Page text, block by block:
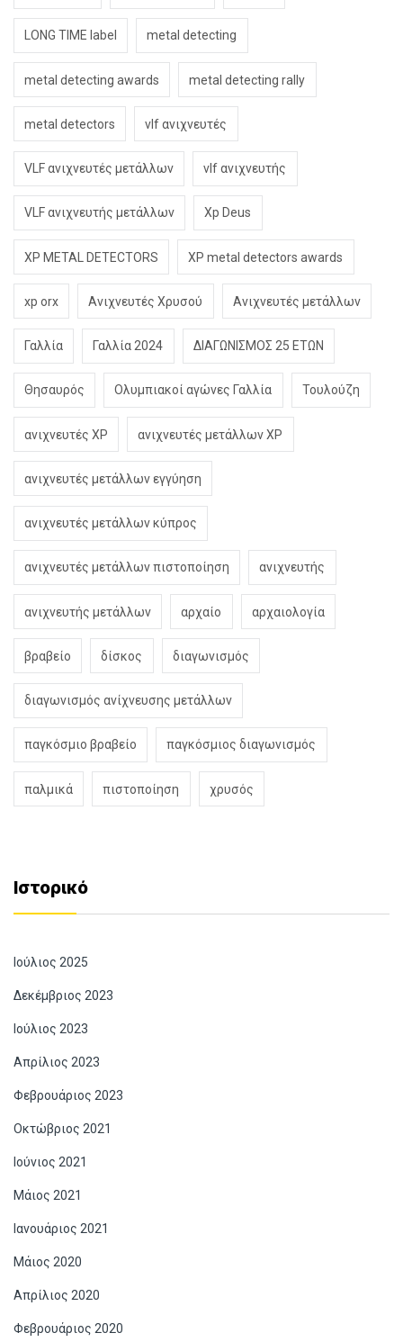
LONG TIME label metal detecting
metal detecting awards metal detecting rally
metal detectors vlf ανιχνευτές
VLF ανιχνευτές μετάλλων vlf ανιχνευτής
VLF ανιχνευτής μετάλλων Xp Deus
XP METAL DETECTORS XP metal detectors awards
xp orx Ανιχνευτές Χρυσού Ανιχνευτές μετάλλων
Γαλλία Γαλλία 2024 ΔΙΑΓΩΝΙΣΜΟΣ 25 ΕΤΩΝ
Θησαυρός Ολυμπιακοί αγώνες Γαλλία Τουλούζη
ανιχνευτές XP ανιχνευτές μετάλλων XP
ανιχνευτές μετάλλων εγγύηση
ανιχνευτές μετάλλων κύπρος
ανιχνευτές μετάλλων πιστοποίηση ανιχνευτής
ανιχνευτής μετάλλων αρχαίο αρχαιολογία
βραβείο δίσκος διαγωνισμός
διαγωνισμός ανίχνευσης μετάλλων
παγκόσμιο βραβείο παγκόσμιος διαγωνισμός
παλμικά πιστοποίηση χρυσός
Ιστορικό
Ιούλιος 2025
Δεκέμβριος 2023
Ιούλιος 2023
Απρίλιος 2023
Φεβρουάριος 2023
Οκτώβριος 2021
Ιούνιος 2021
Μάιος 2021
Ιανουάριος 2021
Μάιος 2020
Απρίλιος 2020
Φεβρουάριος 2020